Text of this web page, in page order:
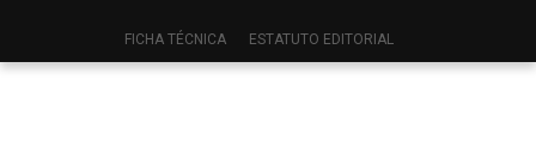
FICHA TÉCNICA ESTATUTO EDITORIAL